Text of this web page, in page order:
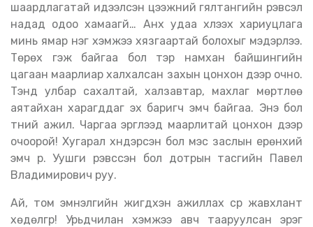
шаардлагатай идээлсэн цээжний гялтангийн үрэвсэл
надад одоо хамаагүй… Анх удаа хүлээх хариуцлага
минь ямар нэг хэмжээ хязгаартай болохыг мэдэрлээ.
Төрөх гэж байгаа бол тэр намхан байшингийн
цагаан маарлиар халхалсан захын цонхон дээр очно.
Тэнд улбар сахалтай, халзавтар, махлаг мөртлөө
аятайхан харагддаг эх баригч эмч байгаа. Энэ бол
түүний ажил. Чаргаа эргүүлээд маарлитай цонхон дээр
очоорой! Хугарал хүндэрсэн бол мэс заслын ерөнхий
эмч рүү. Уушги үрэвссэн бол дотрын тасгийн Павел
Владимирович руу.
Ай, том эмнэлгийн жигдхэн ажиллах сүр жавхлант
хөдөлгүүр! Урьдчилан хэмжээ авч тааруулсан эрэг